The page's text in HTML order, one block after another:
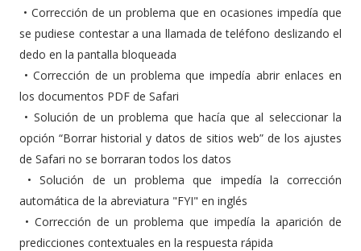
• Corrección de un problema que en ocasiones impedía que
se pudiese contestar a una llamada de teléfono deslizando el
dedo en la pantalla bloqueada
• Corrección de un problema que impedía abrir enlaces en
los documentos PDF de Safari
• Solución de un problema que hacía que al seleccionar la
opción “Borrar historial y datos de sitios web” de los ajustes
de Safari no se borraran todos los datos
•
Solución de un problema que impedía la corrección
automática de la abreviatura "FYI" en inglés
• Corrección de un problema que impedía la aparición de
predicciones contextuales en la respuesta rápida